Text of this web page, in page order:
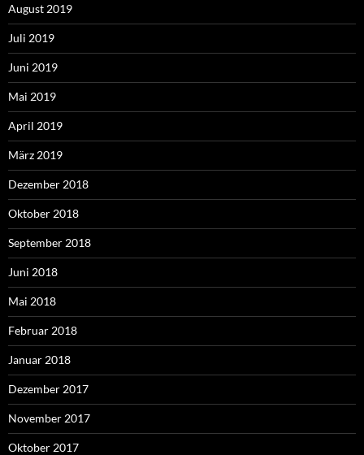
August 2019
Juli 2019
Juni 2019
Mai 2019
April 2019
März 2019
Dezember 2018
Oktober 2018
September 2018
Juni 2018
Mai 2018
Februar 2018
Januar 2018
Dezember 2017
November 2017
Oktober 2017